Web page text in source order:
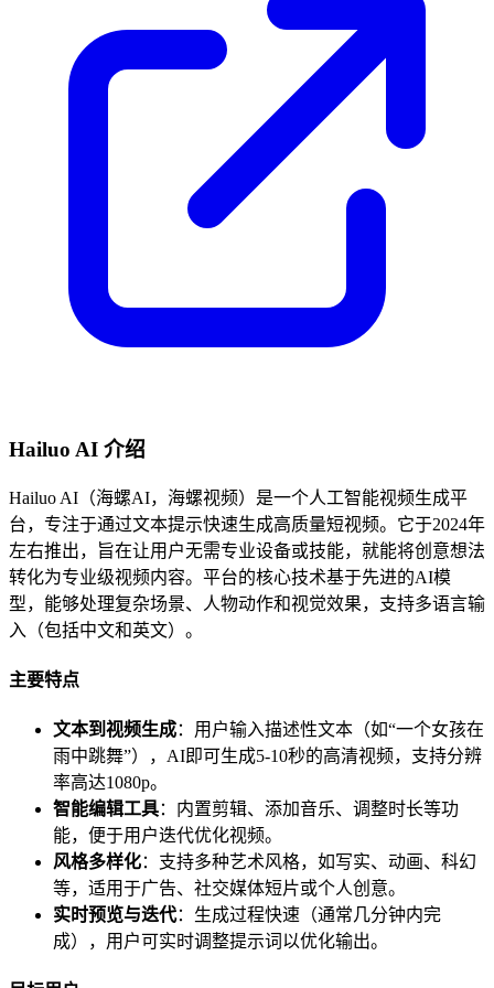
Hailuo AI 介绍
Hailuo AI（海螺AI，海螺视频）是一个人工智能视频生成平
台，专注于通过文本提示快速生成高质量短视频。它于2024年
左右推出，旨在让用户无需专业设备或技能，就能将创意想法
转化为专业级视频内容。平台的核心技术基于先进的AI模
型，能够处理复杂场景、人物动作和视觉效果，支持多语言输
入（包括中文和英文）。
主要特点
文本到视频生成：用户输入描述性文本（如“一个女孩在
雨中跳舞”），AI即可生成5-10秒的高清视频，支持分辨
率高达1080p。
智能编辑工具：内置剪辑、添加音乐、调整时长等功
能，便于用户迭代优化视频。
风格多样化：支持多种艺术风格，如写实、动画、科幻
等，适用于广告、社交媒体短片或个人创意。
实时预览与迭代：生成过程快速（通常几分钟内完
成），用户可实时调整提示词以优化输出。